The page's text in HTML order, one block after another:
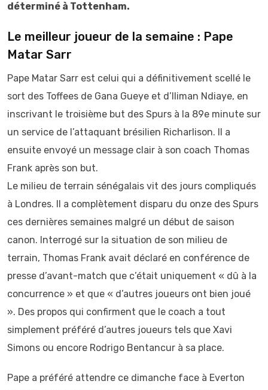
déterminé à Tottenham.
Le meilleur joueur de la semaine : Pape
Matar Sarr
Pape Matar Sarr est celui qui a définitivement scellé le
sort des Toffees de Gana Gueye et d’Iliman Ndiaye, en
inscrivant le troisième but des Spurs à la 89e minute sur
un service de l’attaquant brésilien Richarlison. Il a
ensuite envoyé un message clair à son coach Thomas
Frank après son but.
Le milieu de terrain sénégalais vit des jours compliqués
à Londres. Il a complètement disparu du onze des Spurs
ces dernières semaines malgré un début de saison
canon. Interrogé sur la situation de son milieu de
terrain, Thomas Frank avait déclaré en conférence de
presse d’avant-match que c’était uniquement « dû à la
concurrence » et que « d’autres joueurs ont bien joué
». Des propos qui confirment que le coach a tout
simplement préféré d’autres joueurs tels que Xavi
Simons ou encore Rodrigo Bentancur à sa place.
Pape a préféré attendre ce dimanche face à Everton